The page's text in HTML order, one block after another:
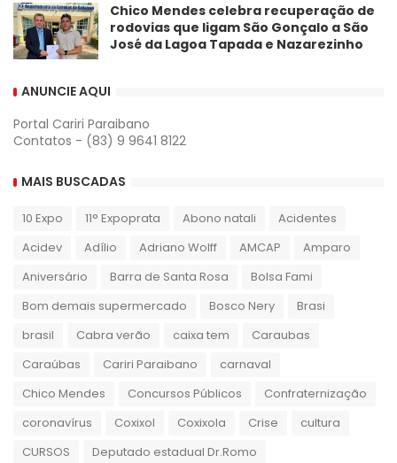
Chico Mendes celebra recuperação de
rodovias que ligam São Gonçalo a São
José da Lagoa Tapada e Nazarezinho
ANUNCIE AQUI
Portal Cariri Paraibano
Contatos - (83) 9 9641 8122
MAIS BUSCADAS
10 Expo 11° Expoprata Abono natali
Acidentes
Acidev
Adílio Adriano Wolff AMCAP
Amparo
Aniversário
Barra de Santa Rosa
Bolsa Fami
Bom demais supermercado
Bosco Nery
Brasi
brasil
Cabra verão caixa tem
Caraubas
Caraúbas
Cariri Paraibano
carnaval
Chico Mendes
Concursos Públicos
Confraternização
coronavírus
Coxixol Coxixola Crise
cultura
CURSOS
Deputado estadual Dr.Romo